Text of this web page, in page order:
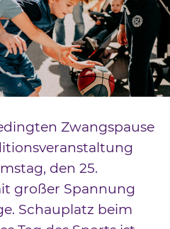
Zwangspause
den 25.
großer Spannung
Schauplatz beim